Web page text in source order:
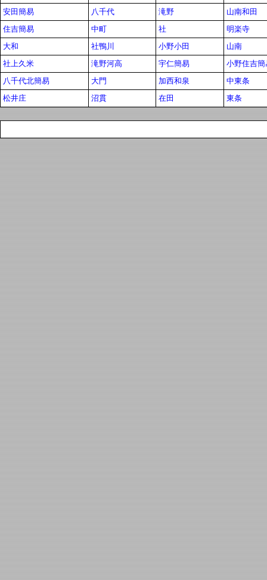
安田簡易
八千代 滝野
山南和田
住吉簡易
中町 社
明楽寺
大和
社鴨川 小野小田
山南
社上久米
滝野河高 宇仁簡易
小野住吉簡
八千代北簡易
大門 加西和泉
中東条
松井庄
沼貫 在田 東条